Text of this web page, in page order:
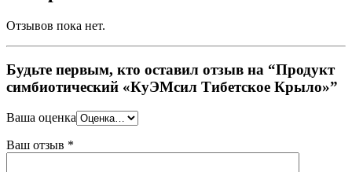
Отзывов пока нет.
Будьте первым, кто оставил отзыв на “Продукт
cимбиотический «КуЭМсил Тибетское Крыло»”
Ваша оценка
Ваш отзыв *